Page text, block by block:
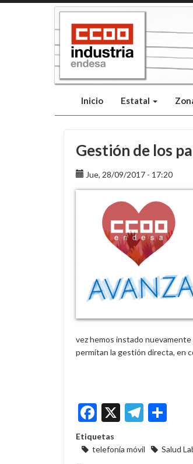
Inicio Estatal
Gestión de los
Jue, 28/09/2017 - 17:20
vez hemos instado
permitan la gestión directa, en
Facebook
X
Etiquetas
telefonía móvil
Salud